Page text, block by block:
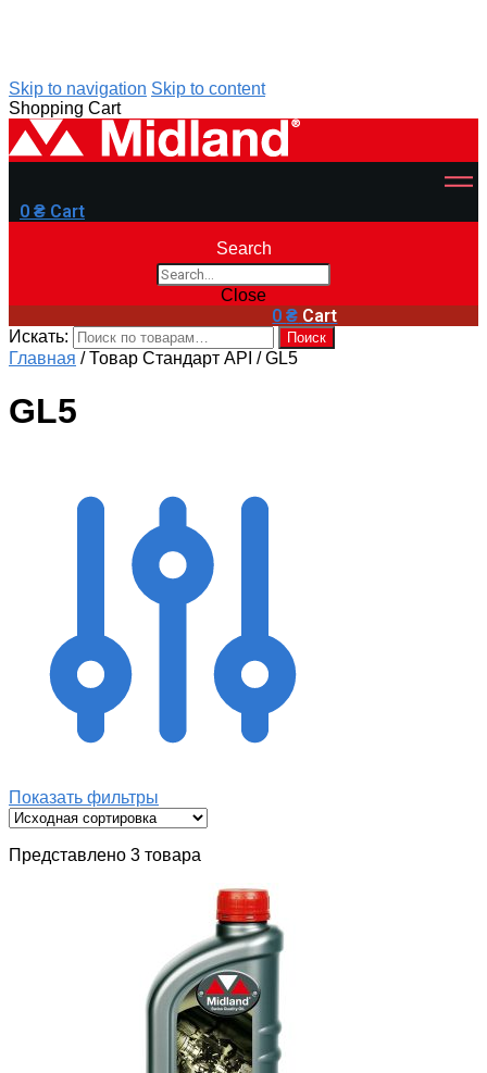
Skip to navigation Skip to content
Shopping Cart
0 ₴ Cart
Search
Close
0₴ Cart
Искать: Поиск
Главная /Товар Стандарт API /GL5
GL5
Показать фильтры
Представлено 3 товара